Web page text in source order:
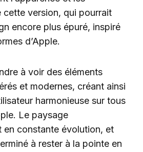
version, qui pourrait
encore plus épuré, inspiré
d’Apple.
à voir des éléments
et modernes, créant ainsi
harmonieuse sur tous
Le paysage
en constante évolution, et
à rester à la pointe en